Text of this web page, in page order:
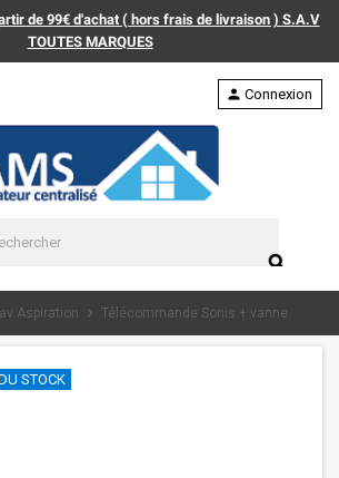
de 99€ d'achat ( hors frais de livraison ) S.A.V
TOUTES MARQUES
search
person Connexion
Aspiration chevron_right Télécommande Sonis + vanne
STOCK